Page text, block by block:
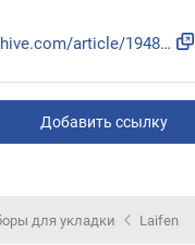
https://www.techhive.com/article/1948658/laifen-swift-speci...
Добавить ссылку
для укладки Laifen